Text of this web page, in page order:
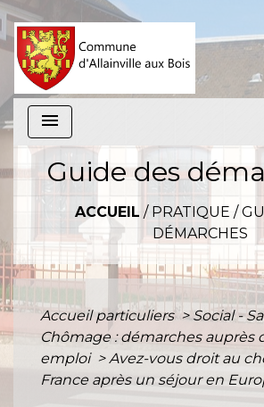
menu
Guide des
ACCUEIL / PRATIQUE /
DÉMARCHES
Accueil particuliers > Social -
Chômage : démarches auprès
emploi > Avez-vous droit au
France après un séjour en